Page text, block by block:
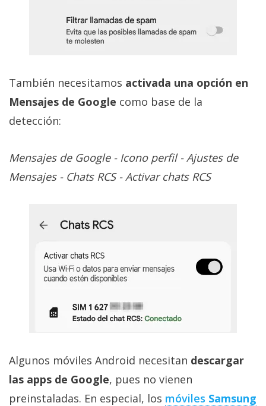
También necesitamos activada una opción en
Mensajes de Google como base de la
detección:
Mensajes de Google - Icono perfil - Ajustes de
Mensajes - Chats RCS - Activar chats RCS
Algunos móviles Android necesitan descargar
las apps de Google, pues no vienen
preinstaladas. En especial, los móviles Samsung